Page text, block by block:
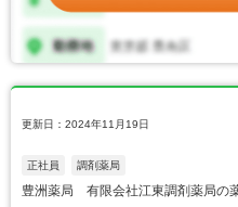
更新日：2024年11月19日
正社員 調剤薬局
豊洲薬局 有限会社江東調剤薬局の